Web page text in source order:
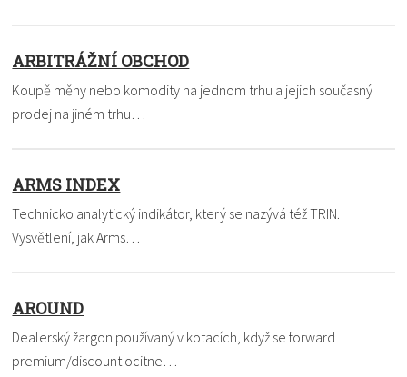
ARBITRÁŽNÍ OBCHOD
Koupě měny nebo komodity na jednom trhu a jejich současný
prodej na jiném trhu…
ARMS INDEX
Technicko analytický indikátor, který se nazývá též TRIN.
Vysvětlení, jak Arms…
AROUND
Dealerský žargon používaný v kotacích, když se forward
premium/discount ocitne…